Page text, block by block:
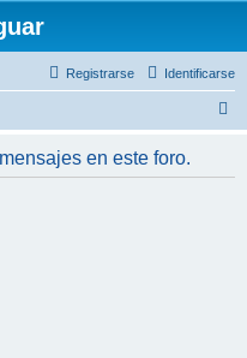
Identificarse
Registrarse
en este foro.